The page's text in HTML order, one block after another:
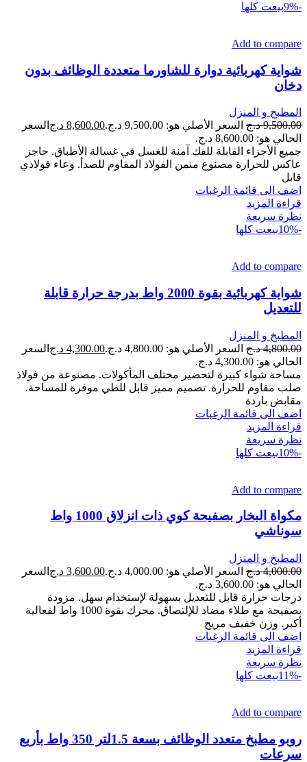
-9%
بيعت كلها
Add to compare
شواية كهربائية دوارة للشاورما متعددة الوظائف بدون
دخان
المطبخ و المنزل
9,500.00 د.ج السعر الأصلي هو: 9,500.00 د.ج. 8,600.00 د.ج السعر
الحالي هو: 8,600.00 د.ج.
جميع الأجزاء القابلة للفك آمنة للغسل في غسالة الأطباق. حاجز
عاكس للحرارة مصنوع منمن الفولاذ المقاوم للصدأ. وعاء فولاذي
قابل
اضف الى قائمة الرغبات
قراءة المزيد
نظرة سريعة
-10%
بيعت كلها
Add to compare
شواية كهربائية بقوة 2000 واط بدرجة حرارة قابلة
للتعديل
المطبخ و المنزل
4,800.00 د.ج السعر الأصلي هو: 4,800.00 د.ج. 4,300.00 د.ج السعر
الحالي هو: 4,300.00 د.ج.
مساحة شواء كبيرة لتحضير مختلف المأكولات. مصنوعة من فولاذ
صلب مقاوم للحرارة. تصميم مميز قابل للطي موفرة للمساحة.
مقابض باردة
اضف الى قائمة الرغبات
قراءة المزيد
نظرة سريعة
-10%
بيعت كلها
Add to compare
مكواة البخار بصفيحة كوي ذات انزلاق 1000 واط
سوناشي
المطبخ و المنزل
4,000.00 د.ج السعر الأصلي هو: 4,000.00 د.ج. 3,600.00 د.ج السعر
الحالي هو: 3,600.00 د.ج.
درجات حرارة قابل للتعديل بسهولة لإستخدام سهل. مزودة
بصفيحة مع طلاء مضاد للإلتصاق. محرك بقوة 1000 واط لفعالية
أكبر. وزن خفيف مريح
اضف الى قائمة الرغبات
قراءة المزيد
نظرة سريعة
-11%
بيعت كلها
Add to compare
روبو مطبخ متعدد الوظائف بسعة 1.5لتر 350 واط بأربع
سرعات